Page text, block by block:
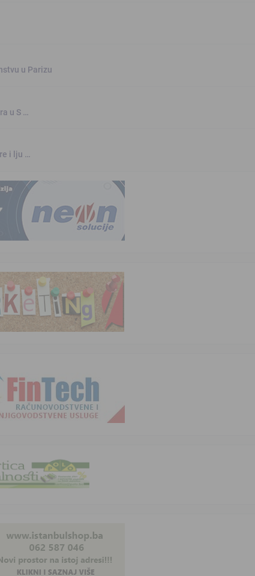
u Parizu
u S …
i lju …